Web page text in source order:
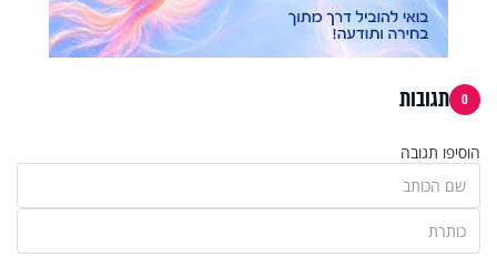
0 תגובות
הוסיפו תגובה